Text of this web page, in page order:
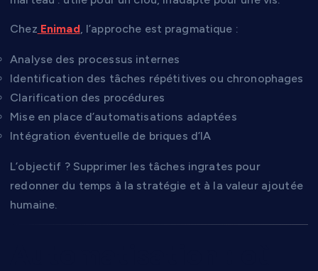
Chez Enimad, l’approche est pragmatique :
Analyse des processus internes
Identification des tâches répétitives ou chronophages
Clarification des procédures
Mise en place d’automatisations adaptées
Intégration éventuelle de briques d’IA
L’objectif ? Supprimer les tâches ingrates pour
redonner du temps à la stratégie et à la valeur ajoutée
humaine.